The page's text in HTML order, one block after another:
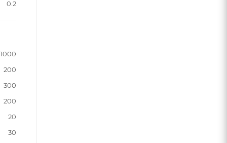
0.2
1000
200
300
200
20
30